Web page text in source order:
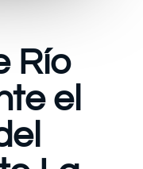
Río
el